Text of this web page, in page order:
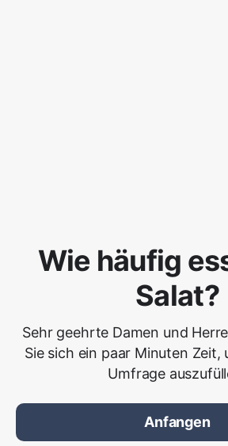
Wie häufig
Salat?
Sehr geehrte Damen und
Sie sich ein paar Minuten Zeit,
Umfrage
Anfangen